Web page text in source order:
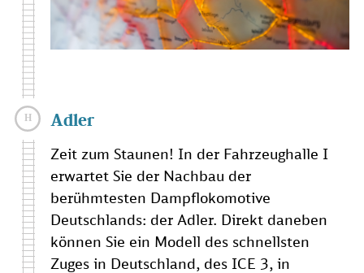
Adler
Zeit zum Staunen! In der Fahrzeughalle I
erwartet Sie der Nachbau der
berühmtesten Dampflokomotive
Deutschlands: der Adler. Direkt daneben
können Sie ein Modell des schnellsten
Zuges in Deutschland, des ICE 3, in